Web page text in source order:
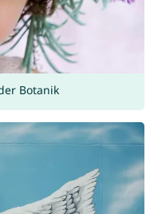
Botanik